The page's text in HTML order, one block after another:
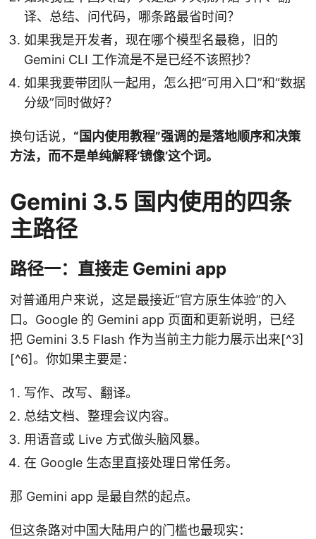
译、总结、问代码，哪条路最省时间？
如果我是开发者，现在哪个模型名最稳，旧的
Gemini CLI 工作流是不是已经不该照抄？
如果我要带团队一起用，怎么把“可用入口”和“数据
分级”同时做好？
换句话说， “国内使用教程”强调的是落地顺序和决策
方法，而不是单纯解释‘镜像’这个词。
Gemini 3.5 国内使用的四条
主路径
路径一：直接走 Gemini app
对普通用户来说，这是最接近“官方原生体验”的入
口。Google 的 Gemini app 页面和更新说明，已经
把 Gemini 3.5 Flash 作为当前主力能力展示出来[^3]
[^6]。你如果主要是：
写作、改写、翻译。
总结文档、整理会议内容。
用语音或 Live 方式做头脑风暴。
在 Google 生态里直接处理日常任务。
那 Gemini app 是最自然的起点。
但这条路对中国大陆用户的门槛也最现实：